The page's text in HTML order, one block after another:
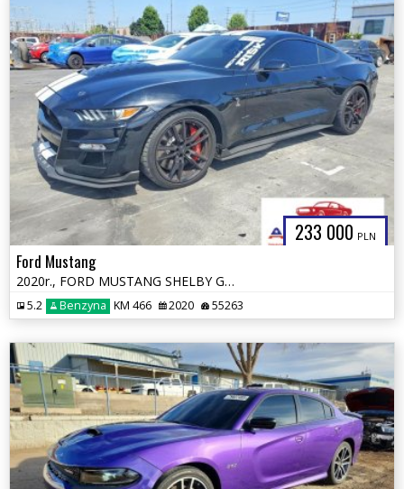
233 000 PLN
Ford Mustang
2020r., FORD MUSTANG SHELBY GT500, 5.2L, od ubezpieczalni
5.2 Benzyna KM 466 2020 55263